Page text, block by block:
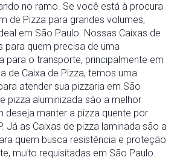
no ramo. Se você está à procura
de Pizza para grandes volumes,
em São Paulo. Nossas Caixas de
para quem precisa de uma
para o transporte, principalmente em
de Caixa de Pizza, temos uma
atender sua pizzaria em São
pizza aluminizada são a melhor
deseja manter a pizza quente por
Já as Caixas de pizza laminada são a
quem busca resistência e proteção
muito requisitadas em São Paulo.